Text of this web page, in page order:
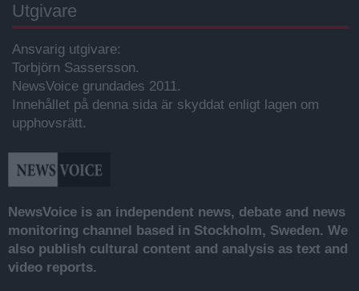
Utgivare
Ansvarig utgivare:
Torbjörn Sassersson.
NewsVoice grundades 2011.
Innehållet på denna sida är skyddat enligt lagen om
upphovsrätt.
NewsVoice is an independent news, debate and news
monitoring channel based in Stockholm, Sweden. We
also publish cultural content and analysis as text and
video reports.